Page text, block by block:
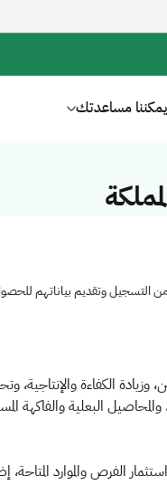
مساعدتك
من التسجيل وتقديم
الكفاءة
البعلية والفاكهة
الفرص والموارد